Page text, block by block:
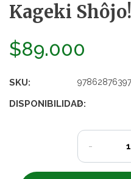
Kageki
$89.000
SKU:
DISPONIBILIDAD:
2
-